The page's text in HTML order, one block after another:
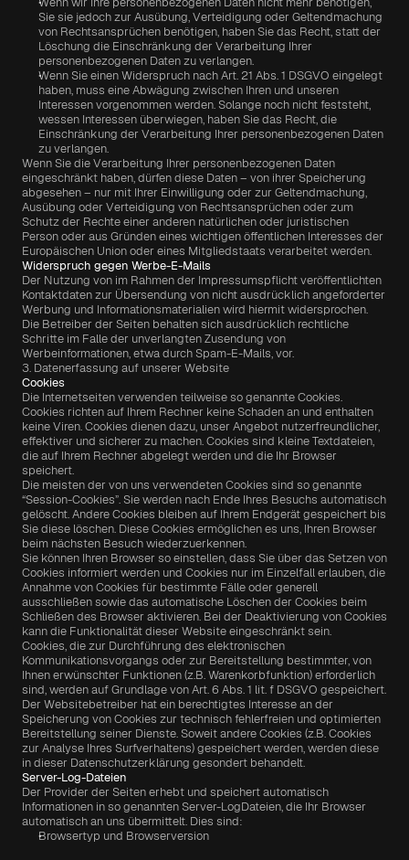
Sie sie jedoch zur Ausübung, Verteidigung oder Geltendmachung
von Rechtsansprüchen benötigen, haben Sie das Recht, statt der
Löschung die Einschränkung der Verarbeitung Ihrer
personenbezogenen Daten zu verlangen.
Wenn Sie einen Widerspruch nach Art. 21 Abs. 1 DSGVO eingelegt
haben, muss eine Abwägung zwischen Ihren und unseren
Interessen vorgenommen werden. Solange noch nicht feststeht,
wessen Interessen überwiegen, haben Sie das Recht, die
Einschränkung der Verarbeitung Ihrer personenbezogenen Daten
zu verlangen.
Wenn Sie die Verarbeitung Ihrer personenbezogenen Daten
eingeschränkt haben, dürfen diese Daten – von ihrer Speicherung
abgesehen – nur mit Ihrer Einwilligung oder zur Geltendmachung,
Ausübung oder Verteidigung von Rechtsansprüchen oder zum
Schutz der Rechte einer anderen natürlichen oder juristischen
Person oder aus Gründen eines wichtigen öffentlichen Interesses der
Europäischen Union oder eines Mitgliedstaats verarbeitet werden.
Widerspruch gegen Werbe-E-Mails
Der Nutzung von im Rahmen der Impressumspflicht veröffentlichten
Kontaktdaten zur Übersendung von nicht ausdrücklich angeforderter
Werbung und Informationsmaterialien wird hiermit widersprochen.
Die Betreiber der Seiten behalten sich ausdrücklich rechtliche
Schritte im Falle der unverlangten Zusendung von
Werbeinformationen, etwa durch Spam-E-Mails, vor.
3. Datenerfassung auf unserer Website
Cookies
Die Internetseiten verwenden teilweise so genannte Cookies.
Cookies richten auf Ihrem Rechner keine Schaden an und enthalten
keine Viren. Cookies dienen dazu, unser Angebot nutzerfreundlicher,
effektiver und sicherer zu machen. Cookies sind kleine Textdateien,
die auf Ihrem Rechner abgelegt werden und die Ihr Browser
speichert.
Die meisten der von uns verwendeten Cookies sind so genannte
“Session-Cookies”. Sie werden nach Ende Ihres Besuchs automatisch
gelöscht. Andere Cookies bleiben auf Ihrem Endgerät gespeichert bis
Sie diese löschen. Diese Cookies ermöglichen es uns, Ihren Browser
beim nächsten Besuch wiederzuerkennen.
Sie können Ihren Browser so einstellen, dass Sie über das Setzen von
Cookies informiert werden und Cookies nur im Einzelfall erlauben, die
Annahme von Cookies für bestimmte Fälle oder generell
ausschließen sowie das automatische Löschen der Cookies beim
Schließen des Browser aktivieren. Bei der Deaktivierung von Cookies
kann die Funktionalität dieser Website eingeschränkt sein.
Cookies, die zur Durchführung des elektronischen
Kommunikationsvorgangs oder zur Bereitstellung bestimmter, von
Ihnen erwünschter Funktionen (z.B. Warenkorbfunktion) erforderlich
sind, werden auf Grundlage von Art. 6 Abs. 1 lit. f DSGVO gespeichert.
Der Websitebetreiber hat ein berechtigtes Interesse an der
Speicherung von Cookies zur technisch fehlerfreien und optimierten
Bereitstellung seiner Dienste. Soweit andere Cookies (z.B. Cookies
zur Analyse Ihres Surfverhaltens) gespeichert werden, werden diese
in dieser Datenschutzerklärung gesondert behandelt.
Server-Log-Dateien
Der Provider der Seiten erhebt und speichert automatisch
Informationen in so genannten Server-LogDateien, die Ihr Browser
automatisch an uns übermittelt. Dies sind:
Browsertyp und Browserversion